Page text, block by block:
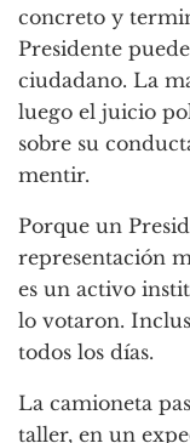
concreto y
Presidente
ciudadano. La
luego el juicio
sobre su
mentir.
Porque un
representación
es un activo
lo votaron.
todos los días.
La camioneta
taller, en un